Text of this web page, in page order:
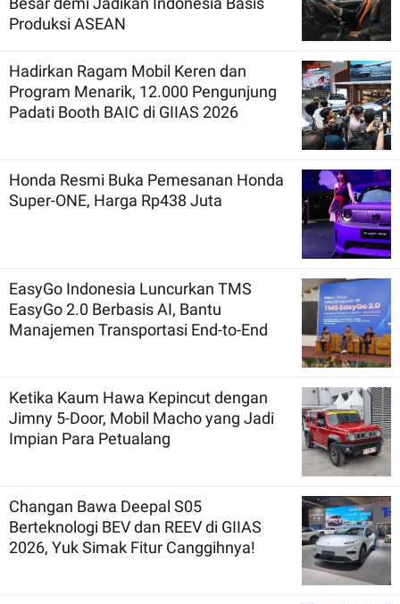
Produksi ASEAN
Hadirkan Ragam Mobil Keren dan
Program Menarik, 12.000 Pengunjung
Padati Booth BAIC di GIIAS 2026
Honda Resmi Buka Pemesanan Honda
Super-ONE, Harga Rp438 Juta
EasyGo Indonesia Luncurkan TMS
EasyGo 2.0 Berbasis AI, Bantu
Manajemen Transportasi End-to-End
Ketika Kaum Hawa Kepincut dengan
Jimny 5-Door, Mobil Macho yang Jadi
Impian Para Petualang
Changan Bawa Deepal S05
Berteknologi BEV dan REEV di GIIAS
2026, Yuk Simak Fitur Canggihnya!